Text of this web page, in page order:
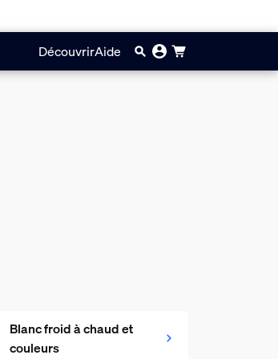
DécouvrirAide
Blanc froid à chaud et
couleurs